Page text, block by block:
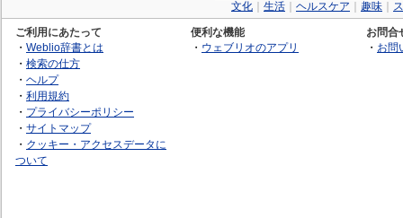
文化
生活 ヘルスケア 趣味
ご利用にあたって
・ Weblio辞書とは
・ 検索の仕方
・ ヘルプ
・ 利用規約
・ プライバシーポリシー
・ サイトマップ
・ クッキー・アクセスデータに
ついて
便利な機能
・ ウェブリオのアプリ
お問合
・ お問